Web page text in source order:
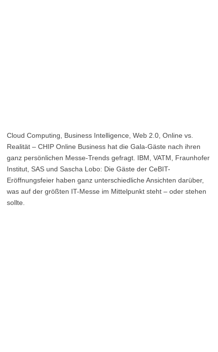
Cloud Computing, Business Intelligence, Web 2.0, Online vs.
Realität – CHIP Online Business hat die Gala-Gäste nach ihren
ganz persönlichen Messe-Trends gefragt. IBM, VATM, Fraunhofer
Institut, SAS und Sascha Lobo: Die Gäste der CeBIT-
Eröffnungsfeier haben ganz unterschiedliche Ansichten darüber,
was auf der größten IT-Messe im Mittelpunkt steht – oder stehen
sollte.